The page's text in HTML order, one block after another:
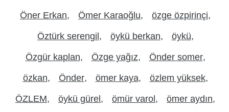
Öner Erkan Ömer Karaoğlu özge özpirinçi
Öztürk serengil öykü berkan öykü
Özgür kaplan Özge yağız Önder somer
özkan Önder ömer kaya özlem yüksek
ÖZLEM öykü gürel ömür varol ömer aydın